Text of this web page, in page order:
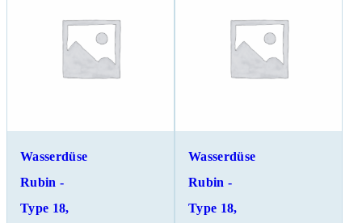
Wasserdüse
Rubin -
Type 18,
Wasserdüse
Rubin -
Type 18,